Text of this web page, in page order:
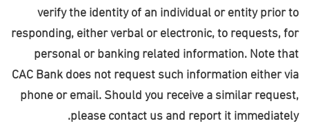
verify the identity of an individual or entity prior to
responding, either verbal or electronic, to requests, for
personal or banking related information. Note that
CAC Bank does not request such information either via
phone or email. Should you receive a similar request,
please contact us and report it immediately
.